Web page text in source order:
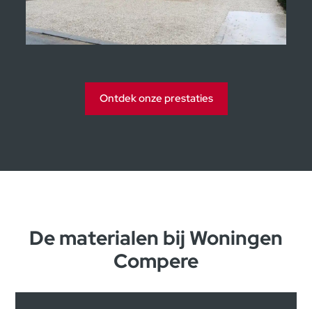
Kijkwoningen Moorsele
Ontdek onze prestaties
De materialen bij Woningen
Compere